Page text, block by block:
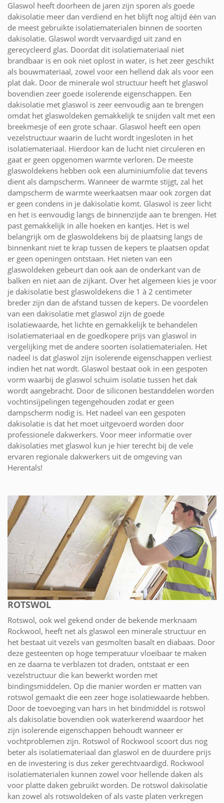
Glaswol heeft doorheen de jaren zijn sporen als goede
dakisolatie meer dan verdiend en het blijft nog altijd één van
de meest gebruikte isolatiematerialen binnen de soorten
dakisolatie. Glaswol wordt vervaardigd uit zand en
gerecycleerd glas. Doordat dit isolatiemateriaal niet
brandbaar is en ook niet oplost in water, is het zeer geschikt
als bouwmateriaal, zowel voor een hellend dak als voor een
plat dak. Door de minerale wol structuur heeft het glaswol
bovendien zeer goede isolerende eigenschappen. Een
dakisolatie met glaswol is zeer eenvoudig aan te brengen
omdat het glaswoldeken gemakkelijk te snijden valt met een
breekmesje of een grote schaar. Glaswol heeft een open
vezelstructuur waarin de lucht wordt ingesloten in het
isolatiemateriaal. Hierdoor kan de lucht niet circuleren en
gaat er geen opgenomen warmte verloren. De meeste
glaswoldekens hebben ook een aluminiumfolie dat tevens
dient als dampscherm. Wanneer de warmte stijgt, zal het
dampscherm de warmte weerkaatsen maar ook zorgen dat
er geen condens in je dakisolatie komt. Glaswol is zeer licht
en het is eenvoudig langs de binnenzijde aan te brengen. Het
past gemakkelijk in alle hoeken en kantjes. Het is wel
belangrijk om de glaswoldekens bij de plaatsing langs de
binnenkant niet te krap tussen de kepers te plaatsen opdat
er geen openingen ontstaan. Het nieten van een
glaswoldeken gebeurt dan ook aan de onderkant van de
balken en niet aan de zijkant. Over het algemeen kies je voor
je dakisolatie best glaswoldekens die 1 à 2 centimeter
breder zijn dan de afstand tussen de kepers. De voordelen
van een dakisolatie met glaswol zijn de goede
isolatiewaarde, het lichte en gemakkelijk te behandelen
isolatiemateriaal en de goedkopere prijs van glaswol in
vergelijking met de andere soorten isolatiematerialen. Het
nadeel is dat glaswol zijn isolerende eigenschappen verliest
indien het nat wordt. Glaswol bestaat ook in een gespoten
vorm waarbij de glaswol schuim isolatie tussen het dak
wordt aangebracht. Door de siliconen bestanddelen worden
vochtinsijpelingen tegengehouden zodat er geen
dampscherm nodig is. Het nadeel van een gespoten
dakisolatie is dat het moet uitgevoerd worden door
professionele dakwerkers. Voor meer informatie over
dakisolaties met glaswol kun je hier terecht bij de vele
ervaren regionale dakwerkers uit de omgeving van
Herentals!
ROTSWOL
Rotswol, ook wel gekend onder de bekende merknaam
Rockwool, heeft net als glaswol een minerale structuur en
het bestaat uit vezels van gesmolten basalt en diabaas. Door
deze gesteenten op hoge temperatuur vloeibaar te maken
en ze daarna te verblazen tot draden, ontstaat er een
vezelstructuur die kan bewerkt worden met
bindingsmiddelen. Op die manier worden er matten van
rotswol gemaakt die een zeer hoge isolatiewaarde hebben.
Door de toevoeging van hars in het bindmiddel is rotswol
als dakisolatie bovendien ook waterkerend waardoor het
zijn isolerende eigenschappen behoudt wanneer er
vochtproblemen zijn. Rotswol of Rockwool scoort dus nog
beter als isolatiemateriaal dan glaswol en de duurdere prijs
en de investering is dus zeker gerechtvaardigd. Rockwool
isolatiematerialen kunnen zowel voor hellende daken als
voor platte daken gebruikt worden. De rotswol dakisolatie
kan zowel als rotswoldeken of als vaste platen verkregen